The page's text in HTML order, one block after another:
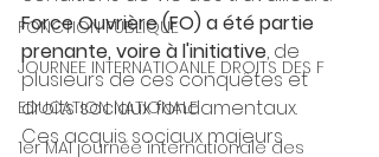
FONCTION PUBLIQUE
JOURNEE INTERNATIOANLE DROITS DES F
EDUCATION NATIONALE
1er MAI journée internationale des
Force Ouvrière (FO) a été partie
prenante, voire à l'initiative, de
plusieurs de ces conquêtes et
droits sociaux fondamentaux.
Ces acquis sociaux majeurs